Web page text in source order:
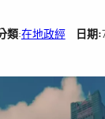
類:在地政經日期: